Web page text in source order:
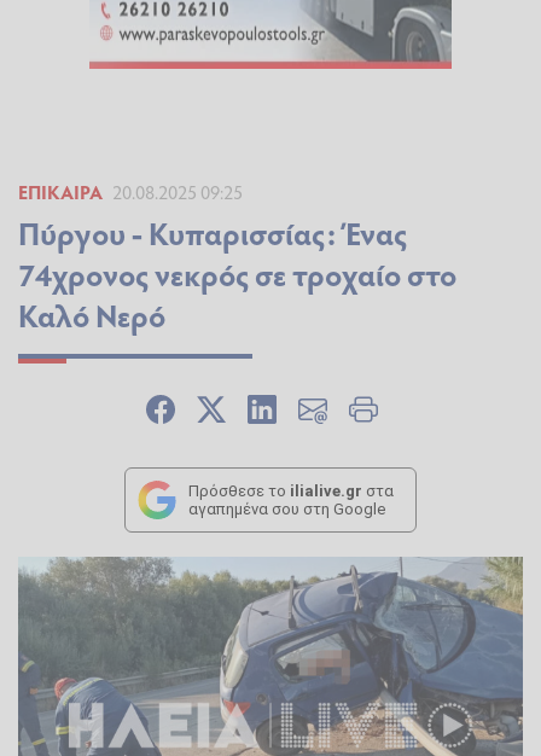
ΕΠΊΚΑΙΡΑ 20.08.2025 09:25
Πύργου - Κυπαρισσίας: Ένας
74χρονος νεκρός σε τροχαίο στο
Καλό Νερό
Πρόσθεσε το ilialive.gr στα
αγαπημένα σου στη Google